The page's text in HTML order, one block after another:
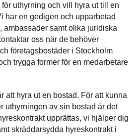
uthyrning och vill hyra ut till en
har en gedigen och upparbetad
ambassader samt olika juridiska
oss när de behöver
företagsbostäder i Stockholm
trygga former för en medarbetare
att hyra ut en bostad. För att kunna
uthyrningen av sin bostad är det
upprättas, vi hjälper dig
skräddarsydda hyreskontrakt i